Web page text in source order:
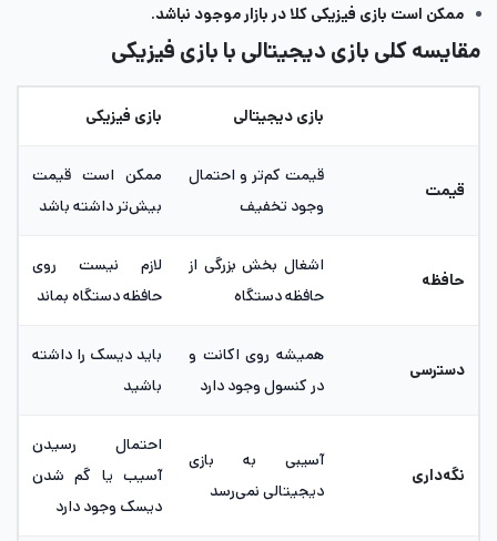
ممکن است بازی فیزیکی کلا در بازار موجود نباشد.
مقایسه کلی بازی دیجیتالی با بازی فیزیکی
بازی دیجیتالی بازی فیزیکی
قیمت
قیمت کم‌تر و احتمال
وجود تخفیف
ممکن است قیمت
بیش‌تر داشته باشد
حافظه
اشغال بخش بزرگی از
حافظه دستگاه
لازم نیست روی
حافظه دستگاه بماند
دسترسی
همیشه روی اکانت و
در کنسول وجود دارد
باید دیسک را داشته
باشید
نگه‌داری
آسیبی به بازی
دیجیتالی نمی‌رسد
احتمال رسیدن
آسیب یا گم شدن
دیسک وجود دارد